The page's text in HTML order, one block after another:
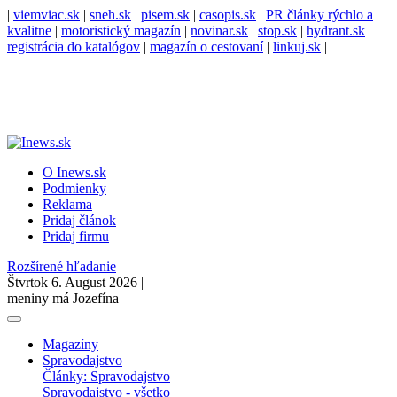
| viemviac.sk | sneh.sk | pisem.sk | casopis.sk | PR články rýchlo a
kvalitne | motoristický magazín | novinar.sk | stop.sk | hydrant.sk |
registrácia do katalógov | magazín o cestovaní| linkuj.sk |
O Inews.sk
Podmienky
Reklama
Pridaj článok
Pridaj firmu
Rozšírené hľadanie
Štvrtok 6. August 2026 |
meniny má Jozefína
Magazíny
Spravodajstvo
Články: Spravodajstvo
Spravodajstvo - všetko